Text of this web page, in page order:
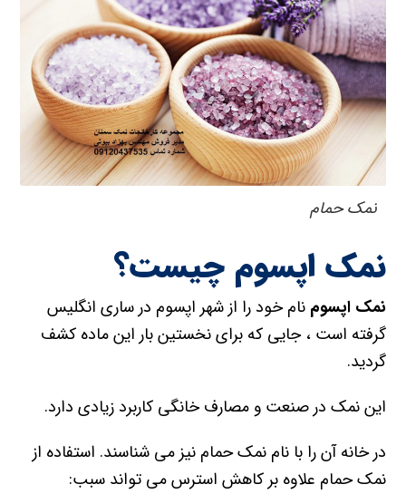
نمک حمام
نمک اپسوم چیست؟
نمک اپسوم نام خود را از شهر اپسوم در ساری انگلیس
گرفته است ، جایی که برای نخستین بار این ماده کشف
گردید.
این نمک در صنعت و مصارف خانگی کاربرد زیادی دارد.
در خانه آن را با نام نمک حمام نیز می شناسند. استفاده از
نمک حمام علاوه بر کاهش استرس می تواند سبب: